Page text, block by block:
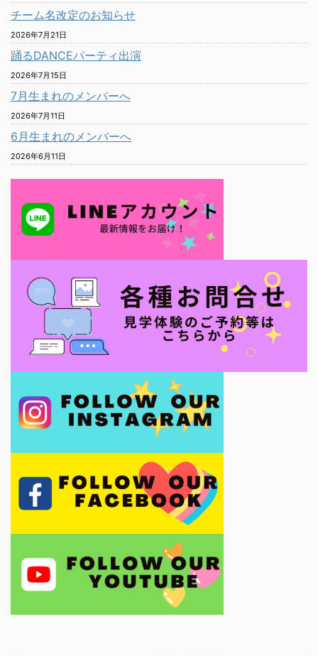
チーム名改定のお知らせ
2026年7月21日
踊るDANCEパーティ出演
2026年7月15日
7月生まれのメンバーへ
2026年7月11日
6月生まれのメンバーへ
2026年6月11日